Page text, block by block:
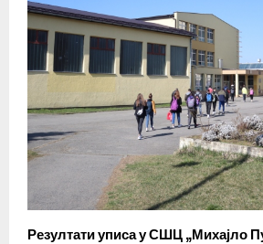
Резултати уписа у СШЦ „Михајло